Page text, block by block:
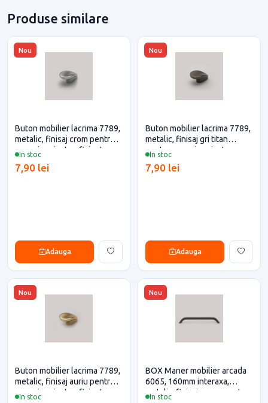
Produse similare
Nou
In stoc
Buton mobilier lacrima 7789,
metalic, finisaj crom pentru
casa si proiecte eficiente
7,90 lei
Adauga
Nou
In stoc
Buton mobilier lacrima 7789,
metalic, finisaj gri titan
pentru casa si proiecte
7,90 lei
Adauga
Nou
In stoc
Buton mobilier lacrima 7789,
metalic, finisaj auriu pentru
casa si proiecte eficiente
Nou
In stoc
BOX Maner mobilier arcada
6065, 160mm interaxa,
metalic, finisaj negru pentru